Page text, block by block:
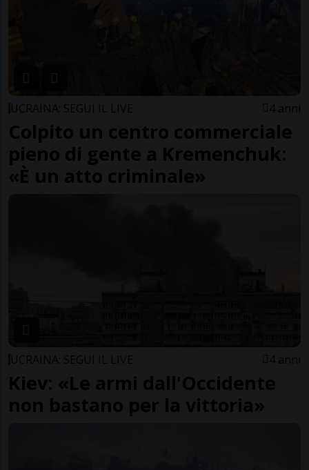
UCRAINA: SEGUI IL LIVE 4 anni
Colpito un centro commerciale
pieno di gente a Kremenchuk:
«È un atto criminale»
UCRAINA: SEGUI IL LIVE 4 anni
Kiev: «Le armi dall'Occidente
non bastano per la vittoria»